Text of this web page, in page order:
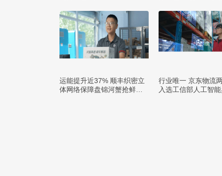
运能提升近37% 顺丰织密立
体网络保障盘锦河蟹抢鲜出
行业唯一 京东物流
入选工信部人工智